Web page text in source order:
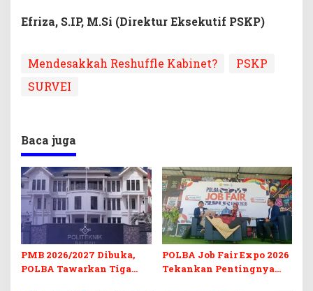
Efriza, S.IP, M.Si (Direktur Eksekutif PSKP)
Mendesakkah Reshuffle Kabinet?
PSKP
SURVEI
Baca juga
PMB 2026/2027 Dibuka,
POLBA Tawarkan Tiga
POLBA Job Fair Expo 2026
Tekankan Pentingnya